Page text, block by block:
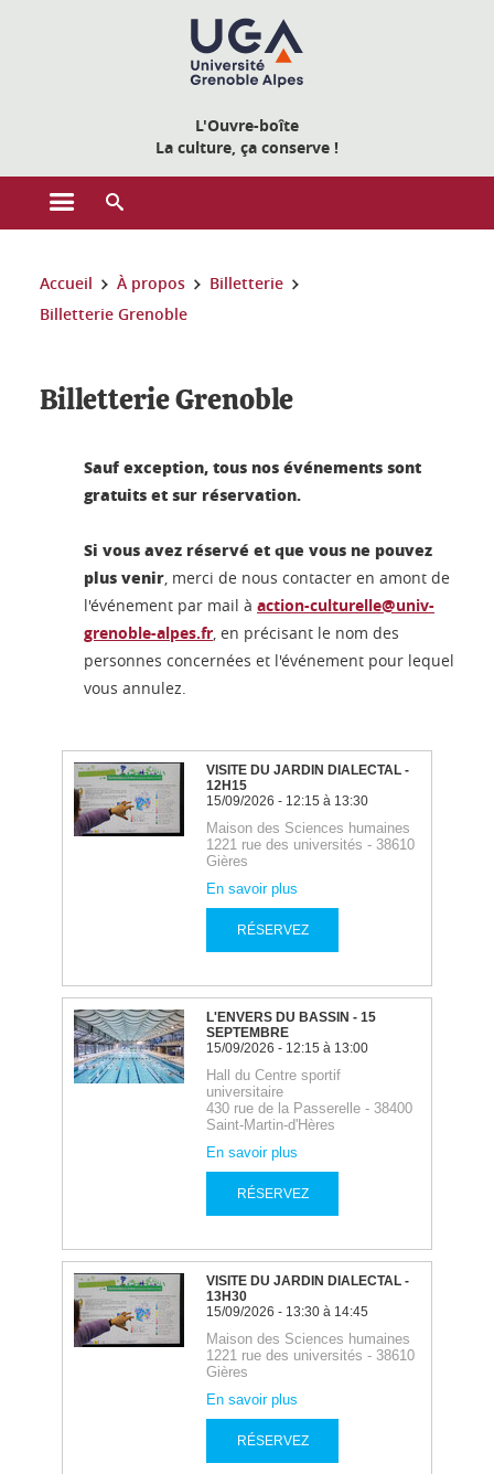
L'Ouvre-boîte
La culture, ça conserve !
Ouvrir le menu principal
Vous êtes ici :
Accueil À propos
Billetterie
Billetterie Grenoble
Billetterie Grenoble
Sauf exception, tous nos événements sont
gratuits et sur réservation.
Si vous avez réservé et que vous ne pouvez
plus venir, merci de nous contacter en amont de
l'événement par mail à action-culturelle@univ-
grenoble-alpes.fr, en précisant le nom des
personnes concernées et l'événement pour lequel
vous annulez.